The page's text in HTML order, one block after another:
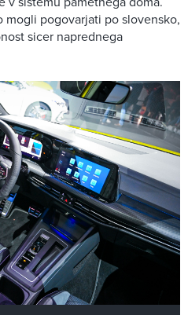
pogovarjati po slovensko,
sicer naprednega